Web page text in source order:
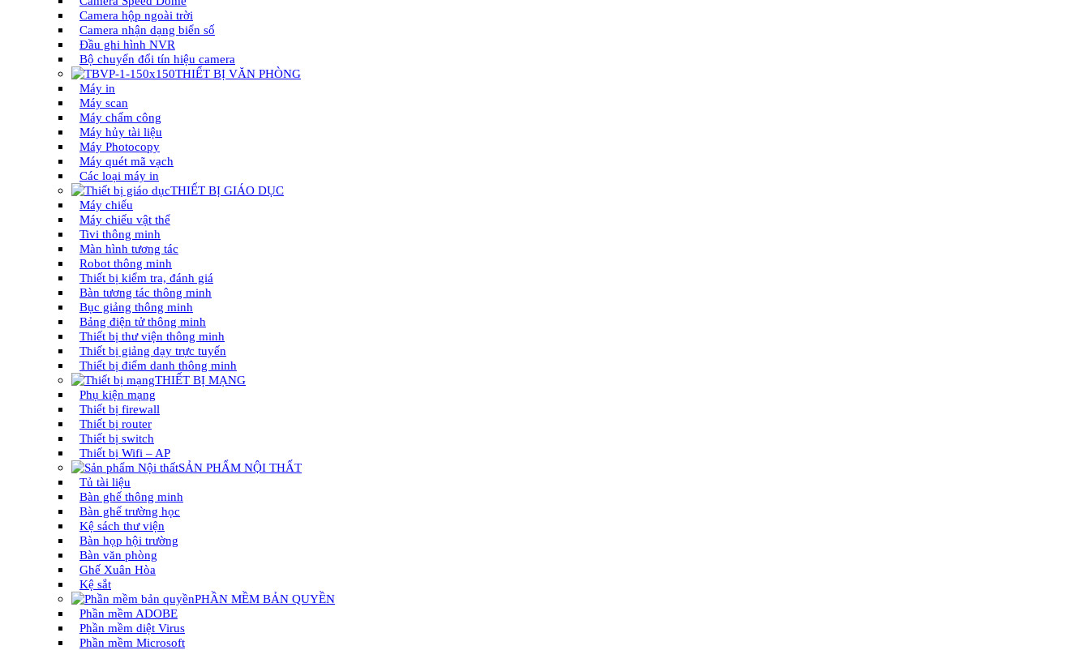
Camera hộp ngoài trời
Camera nhận dạng biển số
Đầu ghi hình NVR
Bộ chuyển đổi tín hiệu camera
THIẾT BỊ VĂN PHÒNG
Máy in
Máy scan
Máy chấm công
Máy hủy tài liệu
Máy Photocopy
Máy quét mã vạch
Các loại máy in
THIẾT BỊ GIÁO DỤC
Máy chiếu
Máy chiếu vật thể
Tivi thông minh
Màn hình tương tác
Robot thông minh
Thiết bị kiểm tra, đánh giá
Bàn tương tác thông minh
Bục giảng thông minh
Bảng điện tử thông minh
Thiết bị thư viện thông minh
Thiết bị giảng dạy trực tuyến
Thiết bị điểm danh thông minh
THIẾT BỊ MẠNG
Phụ kiện mạng
Thiết bị firewall
Thiết bị router
Thiết bị switch
Thiết bị Wifi – AP
SẢN PHẨM NỘI THẤT
Tủ tài liệu
Bàn ghế thông minh
Bàn ghế trường học
Kệ sách thư viện
Bàn họp hội trường
Bàn văn phòng
Ghế Xuân Hòa
Kệ sắt
PHẦN MỀM BẢN QUYỀN
Phần mềm ADOBE
Phần mềm diệt Virus
Phần mềm Microsoft